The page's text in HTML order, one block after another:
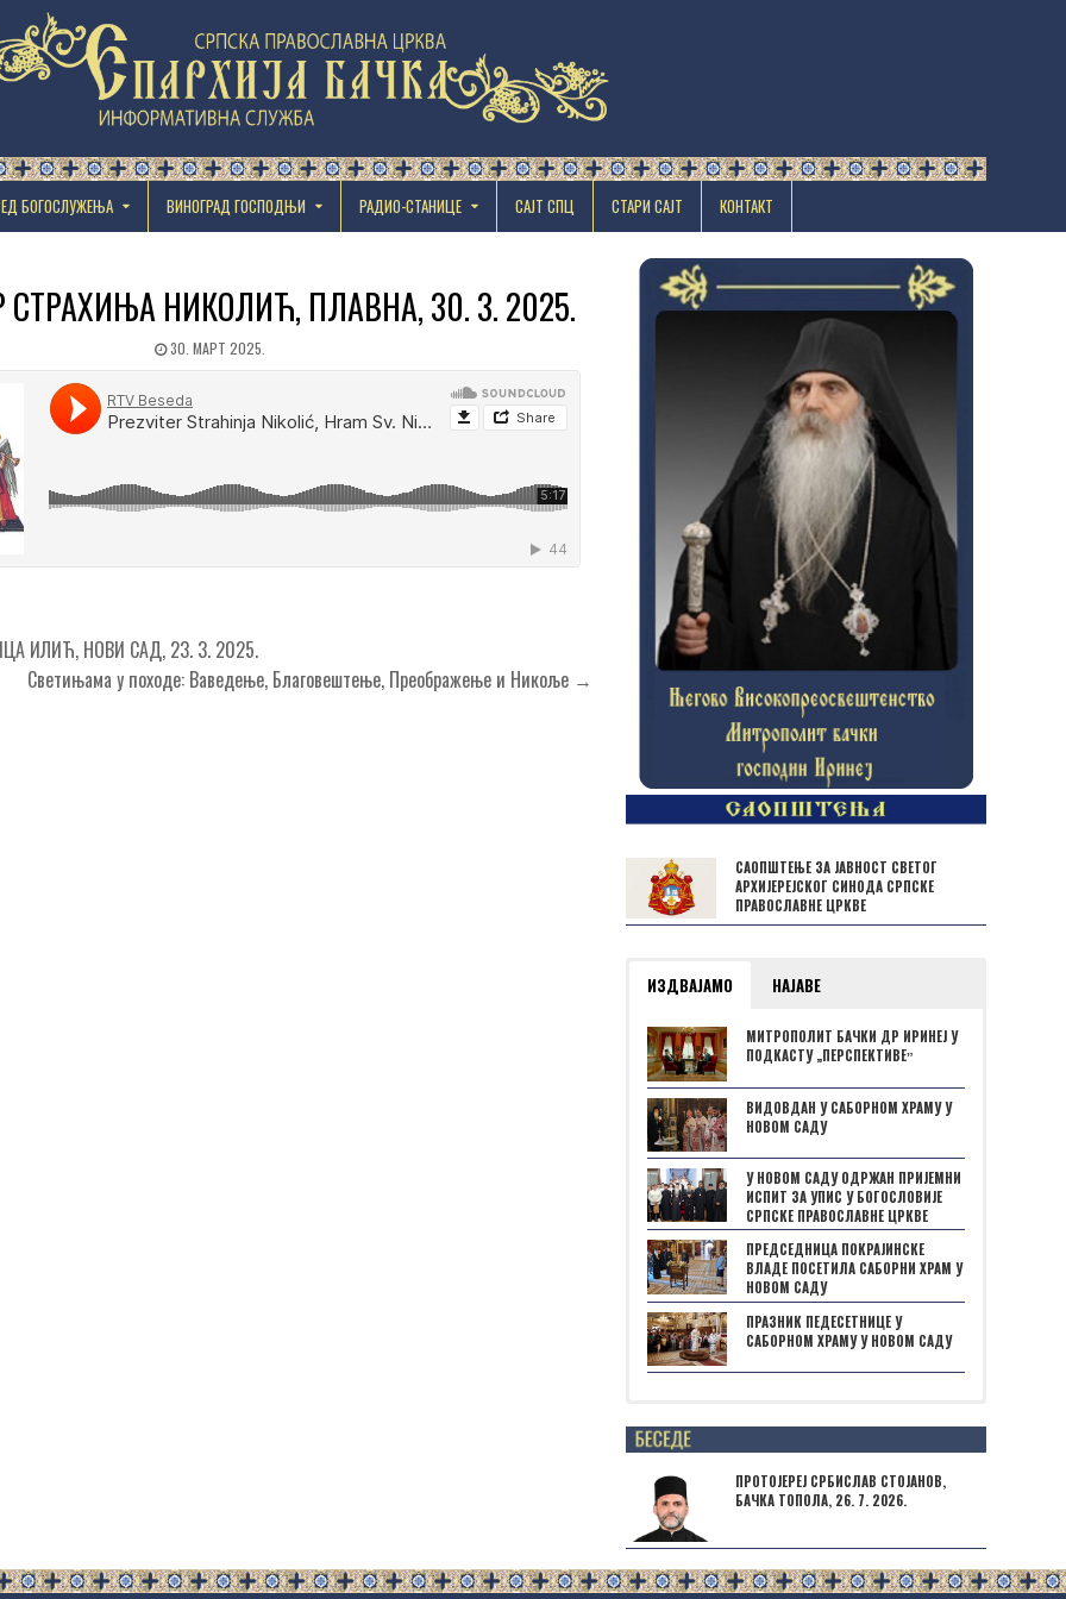
БОГОСЛУЖЕЊА ВИНОГРАД ГОСПОДЊИ РАДИО-СТАНИЦЕ САЈТ СПЦ СТАРИ САЈТ КОНТАКТ
СТРАХИЊА НИКОЛИЋ, ПЛАВНА, 30. 3. 2025.
30. МАРТ 2025.
ИЛИЋ, НОВИ САД, 23. 3. 2025.
Светињама у походе: Ваведење, Благовештење, Преображење и Никоље →
САОПШТЕЊЕ ЗА ЈАВНОСТ СВЕТОГ
АРХИЈЕРЕЈСКОГ СИНОДА СРПСКЕ
ПРАВОСЛАВНЕ ЦРКВЕ
ИЗДВАЈАМО НАЈАВЕ
МИТРОПОЛИТ БАЧКИ ДР ИРИНЕЈ У
ПОДКАСТУ „ПЕРСПЕКТИВЕˮ
ВИДОВДАН У САБОРНОМ ХРАМУ У
НОВОМ САДУ
У НОВОМ САДУ ОДРЖАН ПРИЈЕМНИ
ИСПИТ ЗА УПИС У БОГОСЛОВИЈЕ
СРПСКЕ ПРАВОСЛАВНЕ ЦРКВЕ
ПРЕДСЕДНИЦА ПОКРАЈИНСКЕ
ВЛАДЕ ПОСЕТИЛА САБОРНИ ХРАМ У
НОВОМ САДУ
ПРАЗНИК ПЕДЕСЕТНИЦЕ У
САБОРНОМ ХРАМУ У НОВОМ САДУ
Posts not found
ПРОТОЈЕРЕЈ СРБИСЛАВ СТОЈАНОВ,
БАЧКА ТОПОЛА, 26. 7. 2026.